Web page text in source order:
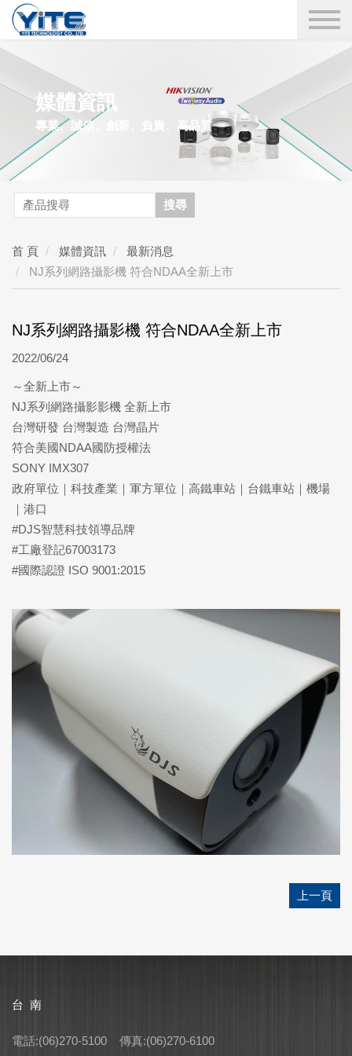
YITE Technology
媒體資訊
專業、誠信、創新、負責、高品質
搜尋
首 頁 媒體資訊
最新消息
NJ系列網路攝影機 符合NDAA全新上市
NJ系列網路攝影機 符合NDAA全新上市
2022/06/24
～全新上市～
NJ系列網路攝影影機 全新上市
台灣研發 台灣製造 台灣晶片
符合美國NDAA國防授權法
SONY IMX307
政府單位｜科技產業｜軍方單位｜高鐵車站｜台鐵車站｜機場
｜港口
#DJS智慧科技領導品牌
#工廠登記67003173
#國際認證 ISO 9001:2015
上一頁
台 南
電話:(06)270-5100 傳真:(06)270-6100